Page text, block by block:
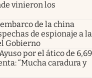
vinieron los
de la china
de espionaje a la
Gobierno
por el ático de 6,69
“Mucha caradura y